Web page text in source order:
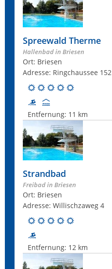
Spreewald Therme
Hallenbad in Briesen
Ort: Briesen
Adresse: Ringchaussee 152
Entfernung: 11 km
Strandbad
Freibad in Briesen
Ort: Briesen
Adresse: Willischzaweg 4
Entfernung: 12 km